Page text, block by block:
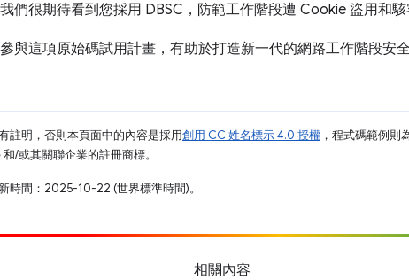
我們很期待看到您採用 DBSC，防範工作階段遭 Cookie 盜用和
參與這項原始碼試用計畫，有助於打造新一代的網路工作階段安全
註明，否則本頁面中的內容是採用創用 CC 姓名標示 4.0 授權 ，程式碼範例則
/或其關聯企業的註冊商標。
時間：2025-10-22 (世界標準時間)。
相關內容